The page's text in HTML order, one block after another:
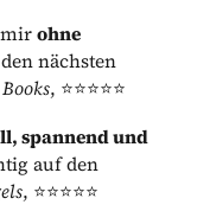
mirohne
nächsten
, ⭐⭐⭐⭐⭐
spannend und
auf den
, ⭐⭐⭐⭐⭐